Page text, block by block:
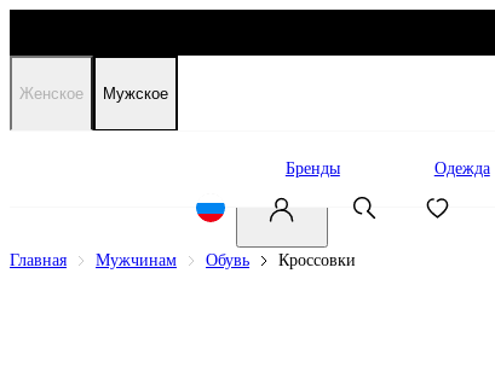
Женское Мужское
Бренды Одежда
Главная Мужчинам Обувь Кроссовки